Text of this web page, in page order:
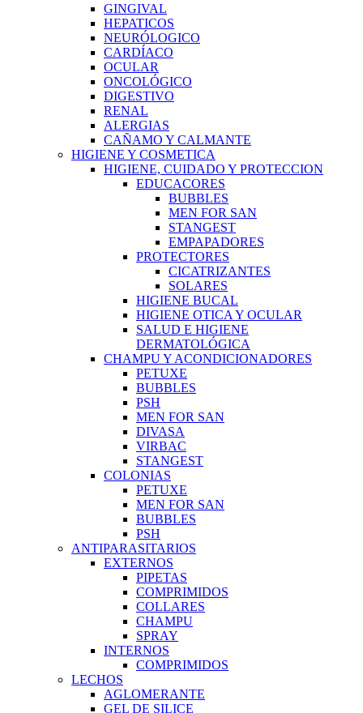
GINGIVAL
HEPATICOS
NEURÓLOGICO
CARDÍACO
OCULAR
ONCOLÓGICO
DIGESTIVO
RENAL
ALERGIAS
CAÑAMO Y CALMANTE
HIGIENE Y COSMETICA
HIGIENE, CUIDADO Y PROTECCION
EDUCACORES
BUBBLES
MEN FOR SAN
STANGEST
EMPAPADORES
PROTECTORES
CICATRIZANTES
SOLARES
HIGIENE BUCAL
HIGIENE OTICA Y OCULAR
SALUD E HIGIENE
DERMATOLÓGICA
CHAMPU Y ACONDICIONADORES
PETUXE
BUBBLES
PSH
MEN FOR SAN
DIVASA
VIRBAC
STANGEST
COLONIAS
PETUXE
MEN FOR SAN
BUBBLES
PSH
ANTIPARASITARIOS
EXTERNOS
PIPETAS
COMPRIMIDOS
COLLARES
CHAMPU
SPRAY
INTERNOS
COMPRIMIDOS
LECHOS
AGLOMERANTE
GEL DE SILICE